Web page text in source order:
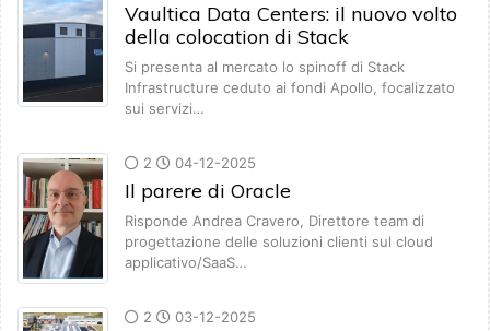
Vaultica Data Centers: il nuovo volto
della colocation di Stack
Si presenta al mercato lo spinoff di Stack
Infrastructure ceduto ai fondi Apollo, focalizzato
sui servizi…
2 04-12-2025
Il parere di Oracle
Risponde Andrea Cravero, Direttore team di
progettazione delle soluzioni clienti sul cloud
applicativo/SaaS…
2 03-12-2025